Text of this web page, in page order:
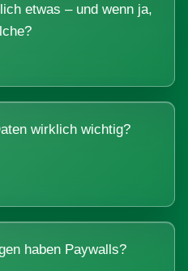
etwas – und wenn ja,
wirklich wichtig?
haben Paywalls?